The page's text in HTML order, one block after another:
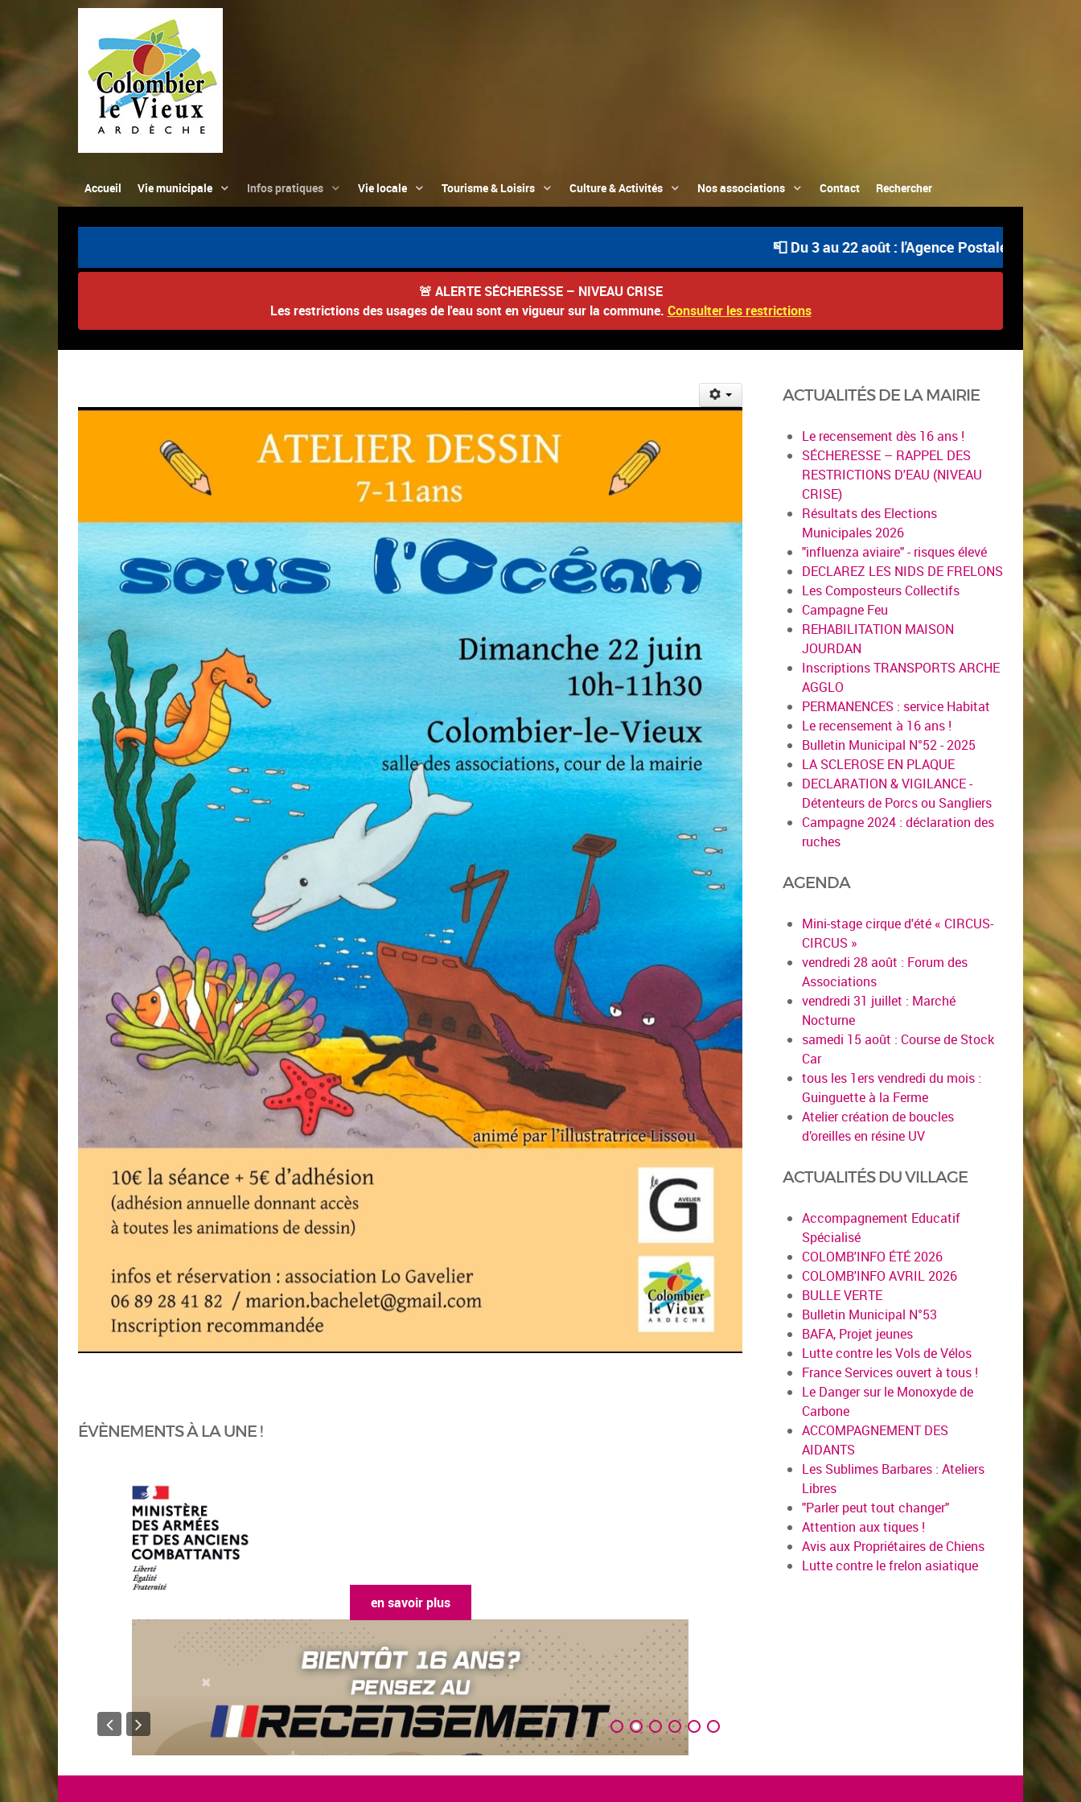
Accueil Vie municipale Infos pratiques Vie locale Tourisme & Loisirs Culture & Activités Nos associations Contact Rechercher
📮 Du 3 au 22 août : l'Agence Postale Communale
🚨 ALERTE SÉCHERESSE – NIVEAU CRISE
Les restrictions des usages de l'eau sont en vigueur sur la commune. Consulter les restrictions
ÉVÈNEMENTS À LA UNE !
en savoir plus en
ACTUALITÉS DE LA MAIRIE
Le recensement dès 16 ans !
SÉCHERESSE – RAPPEL DES
RESTRICTIONS D'EAU (NIVEAU
CRISE)
Résultats des Elections
Municipales 2026
"influenza aviaire" - risques élevé
DECLAREZ LES NIDS DE FRELONS
Les Composteurs Collectifs
Campagne Feu
REHABILITATION MAISON
JOURDAN
Inscriptions TRANSPORTS ARCHE
AGGLO
PERMANENCES : service Habitat
Le recensement à 16 ans !
Bulletin Municipal N°52 - 2025
LA SCLEROSE EN PLAQUE
DECLARATION & VIGILANCE -
Détenteurs de Porcs ou Sangliers
Campagne 2024 : déclaration des
ruches
AGENDA
Mini-stage cirque d'été « CIRCUS-
CIRCUS »
vendredi 28 août : Forum des
Associations
vendredi 31 juillet : Marché
Nocturne
samedi 15 août : Course de Stock
Car
tous les 1ers vendredi du mois :
Guinguette à la Ferme
Atelier création de boucles
d’oreilles en résine UV
ACTUALITÉS DU VILLAGE
Accompagnement Educatif
Spécialisé
COLOMB'INFO ÉTÉ 2026
COLOMB'INFO AVRIL 2026
BULLE VERTE
Bulletin Municipal N°53
BAFA, Projet jeunes
Lutte contre les Vols de Vélos
France Services ouvert à tous !
Le Danger sur le Monoxyde de
Carbone
ACCOMPAGNEMENT DES
AIDANTS
Les Sublimes Barbares : Ateliers
Libres
"Parler peut tout changer"
Attention aux tiques !
Avis aux Propriétaires de Chiens
Lutte contre le frelon asiatique